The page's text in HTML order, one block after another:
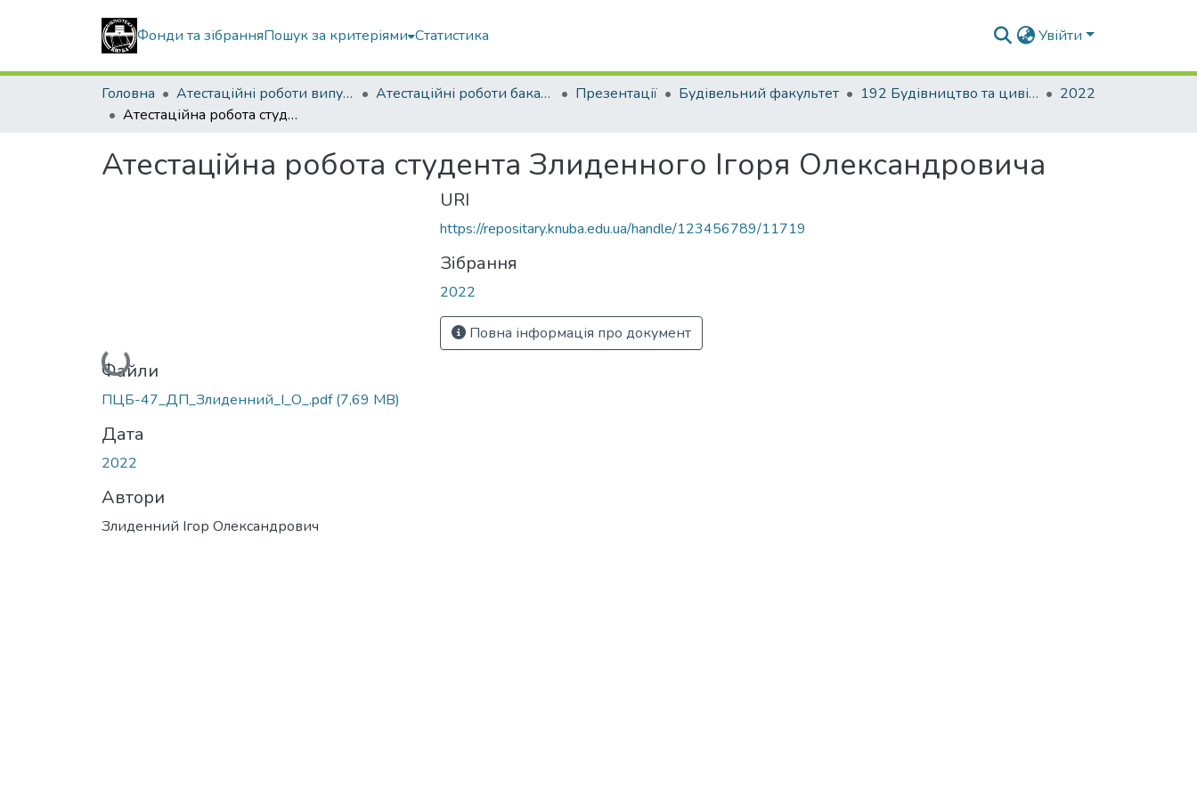
Фонди та зібранняПошук за критеріями Статистика Увійти
Головна Атестаційні роботи випускників Атестаційні роботи бакалаврів Презентації Будівельний факультет 192 Будівництво та цивільна інженерія. Промислове і цивільне будівництво
2022
Атестаційна робота студента Злиденного Ігоря Олександровича
Атестаційна робота студента Злиденного Ігоря Олександровича
Вантажиться...
Файли
ПЦБ-47_ДП_Злиденний_І_О_.pdf(7,69 MB)
Дата
2022
Автори
Злиденний Ігор Олександрович
URI
https://repositary.knuba.edu.ua/handle/123456789/11719
Зібрання
2022
Повна інформація про документ